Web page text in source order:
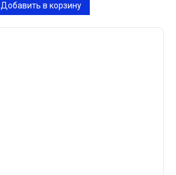
Добавить в корзину